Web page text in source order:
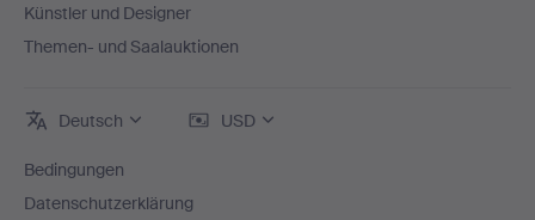
Künstler und Designer
Themen- und Saalauktionen
Deutsch USD
Bedingungen
Datenschutzerklärung